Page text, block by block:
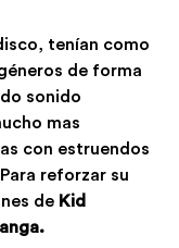
tenían como
de forma
sonido
mas
con estruendos
reforzar su
de Kid